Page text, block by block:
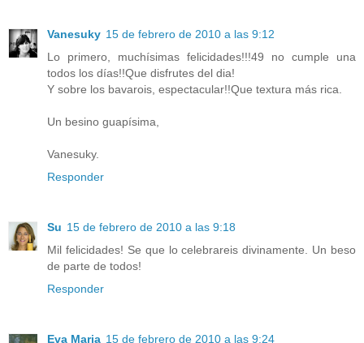
Vanesuky 15 de febrero de 2010 a las 9:12
Lo primero, muchísimas felicidades!!!49 no cumple una
todos los días!!Que disfrutes del dia!
Y sobre los bavarois, espectacular!!Que textura más rica.
Un besino guapísima,
Vanesuky.
Responder
Su 15 de febrero de 2010 a las 9:18
Mil felicidades! Se que lo celebrareis divinamente. Un beso
de parte de todos!
Responder
Eva Maria 15 de febrero de 2010 a las 9:24